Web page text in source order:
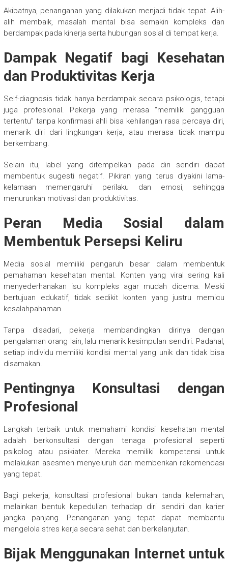
Akibatnya, penanganan yang dilakukan menjadi tidak tepat. Alih-
alih membaik, masalah mental bisa semakin kompleks dan
berdampak pada kinerja serta hubungan sosial di tempat kerja.
Dampak Negatif bagi Kesehatan
dan Produktivitas Kerja
Self-diagnosis tidak hanya berdampak secara psikologis, tetapi
juga profesional. Pekerja yang merasa “memiliki gangguan
tertentu” tanpa konfirmasi ahli bisa kehilangan rasa percaya diri,
menarik diri dari lingkungan kerja, atau merasa tidak mampu
berkembang.
Selain itu, label yang ditempelkan pada diri sendiri dapat
membentuk sugesti negatif. Pikiran yang terus diyakini lama-
kelamaan memengaruhi perilaku dan emosi, sehingga
menurunkan motivasi dan produktivitas.
Peran Media Sosial dalam
Membentuk Persepsi Keliru
Media sosial memiliki pengaruh besar dalam membentuk
pemahaman kesehatan mental. Konten yang viral sering kali
menyederhanakan isu kompleks agar mudah dicerna. Meski
bertujuan edukatif, tidak sedikit konten yang justru memicu
kesalahpahaman.
Tanpa disadari, pekerja membandingkan dirinya dengan
pengalaman orang lain, lalu menarik kesimpulan sendiri. Padahal,
setiap individu memiliki kondisi mental yang unik dan tidak bisa
disamakan.
Pentingnya Konsultasi dengan
Profesional
Langkah terbaik untuk memahami kondisi kesehatan mental
adalah berkonsultasi dengan tenaga profesional seperti
psikolog atau psikiater. Mereka memiliki kompetensi untuk
melakukan asesmen menyeluruh dan memberikan rekomendasi
yang tepat.
Bagi pekerja, konsultasi profesional bukan tanda kelemahan,
melainkan bentuk kepedulian terhadap diri sendiri dan karier
jangka panjang. Penanganan yang tepat dapat membantu
mengelola stres kerja secara sehat dan berkelanjutan.
Bijak Menggunakan Internet untuk